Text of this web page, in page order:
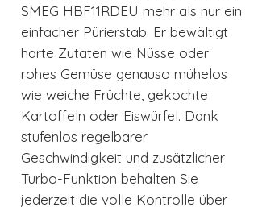
SMEG HBF11RDEU mehr als nur ein
einfacher Pürierstab. Er bewältigt
harte Zutaten wie Nüsse oder
rohes Gemüse genauso mühelos
wie weiche Früchte, gekochte
Kartoffeln oder Eiswürfel. Dank
stufenlos regelbarer
Geschwindigkeit und zusätzlicher
Turbo-Funktion behalten Sie
jederzeit die volle Kontrolle über